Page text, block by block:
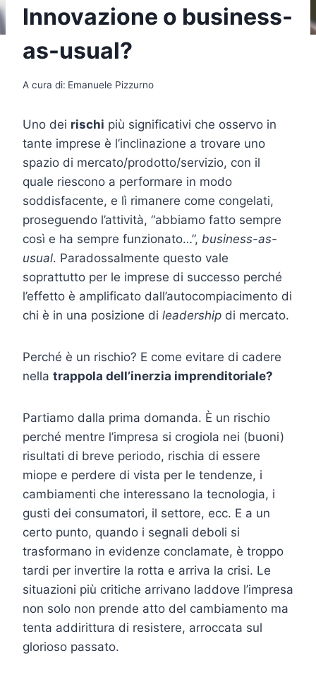
Innovazione o business-
as-usual?
A cura di: Emanuele Pizzurno
Uno dei rischi più significativi che osservo in
tante imprese è l’inclinazione a trovare uno
spazio di mercato/prodotto/servizio, con il
quale riescono a performare in modo
soddisfacente, e lì rimanere come congelati,
proseguendo l’attività, “abbiamo fatto sempre
così e ha sempre funzionato…”, business-as-
usual. Paradossalmente questo vale
soprattutto per le imprese di successo perché
l’effetto è amplificato dall’autocompiacimento di
chi è in una posizione di leadership di mercato.
Perché è un rischio? E come evitare di cadere
nella trappola dell’inerzia imprenditoriale?
Partiamo dalla prima domanda. È un rischio
perché mentre l’impresa si crogiola nei (buoni)
risultati di breve periodo, rischia di essere
miope e perdere di vista per le tendenze, i
cambiamenti che interessano la tecnologia, i
gusti dei consumatori, il settore, ecc. E a un
certo punto, quando i segnali deboli si
trasformano in evidenze conclamate, è troppo
tardi per invertire la rotta e arriva la crisi. Le
situazioni più critiche arrivano laddove l’impresa
non solo non prende atto del cambiamento ma
tenta addirittura di resistere, arroccata sul
glorioso passato.